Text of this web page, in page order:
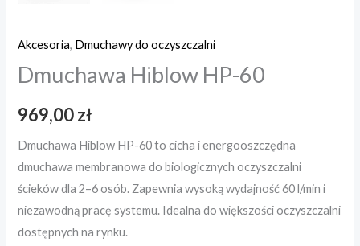
Akcesoria, Dmuchawy do oczyszczalni
Dmuchawa Hiblow HP-60
969,00zł
Dmuchawa Hiblow HP-60 to cicha i energooszczędna
dmuchawa membranowa do biologicznych oczyszczalni
ścieków dla 2–6 osób. Zapewnia wysoką wydajność 60 l/min i
niezawodną pracę systemu. Idealna do większości oczyszczalni
dostępnych na rynku.